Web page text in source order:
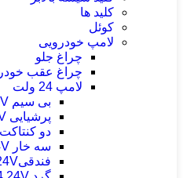
کلید ها
کوئل
لامپ خودرویی
چراغ جلو
چراغ عقب
لامپ 24 ولت
بی سیم H1 24V
پرشیایی H7 24V
دو کنتاکت P21/5 24V
سه خار H4 24V
فندقیR10W 24V